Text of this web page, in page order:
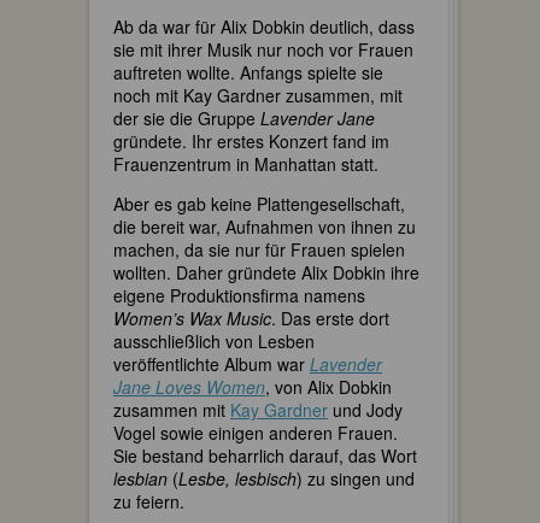
Ab da war für Alix Dobkin deutlich, dass
sie mit ihrer Musik nur noch vor Frauen
auftreten wollte. Anfangs spielte sie
noch mit Kay Gardner zusammen, mit
der sie die Gruppe Lavender Jane
gründete. Ihr erstes Konzert fand im
Frauenzentrum in Manhattan statt.
Aber es gab keine Plattengesellschaft,
die bereit war, Aufnahmen von ihnen zu
machen, da sie nur für Frauen spielen
wollten. Daher gründete Alix Dobkin ihre
eigene Produktionsfirma namens
Women’s Wax Music. Das erste dort
ausschließlich von Lesben
veröffentlichte Album war Lavender
Jane Loves Women, von Alix Dobkin
zusammen mit Kay Gardner und Jody
Vogel sowie einigen anderen Frauen.
Sie bestand beharrlich darauf, das Wort
lesbian (Lesbe, lesbisch) zu singen und
zu feiern.